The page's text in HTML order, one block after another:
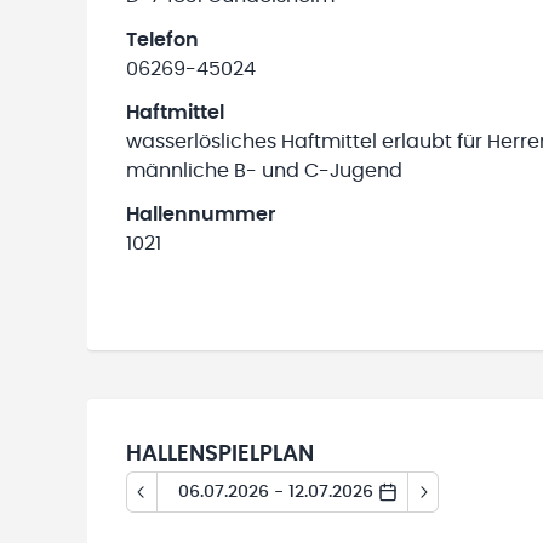
Telefon
06269-45024
Haftmittel
wasserlösliches Haftmittel erlaubt für
männliche B- und C-Jugend
Hallennummer
1021
HALLENSPIELPLAN
06.07.2026 - 12.07.2026